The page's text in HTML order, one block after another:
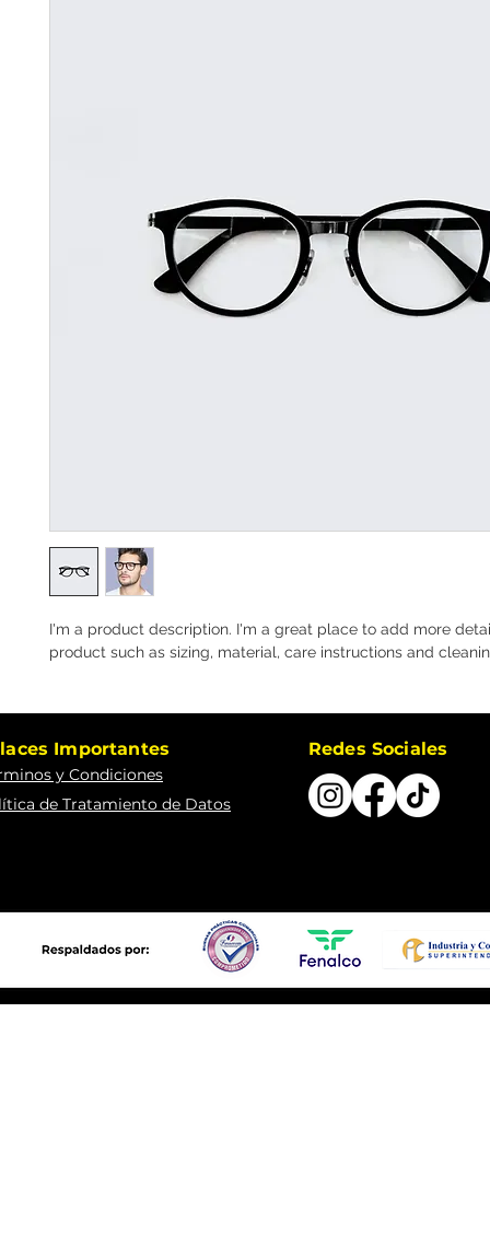
I'm a product description. I'm a great place to add more
product such as sizing, material, care instructions and
y Condiciones
de Tratamiento de Datos
Importantes Redes Sociales